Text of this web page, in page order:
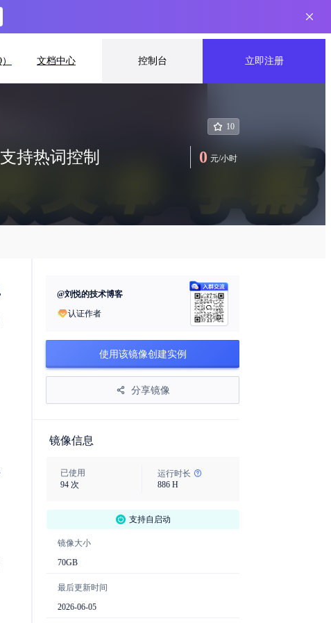
文档中心 控制台 立即注册
持热词控制
10
0 元/小时
@刘悦的技术博客
认证作者
使用该镜像创建实例
分享镜像
镜像信息
已使用
94 次
运行时长
886H
支持自启动
镜像大小
70GB
最后更新时间
2026-06-05